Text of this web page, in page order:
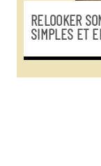
RELOOKER
SIMPLES ET